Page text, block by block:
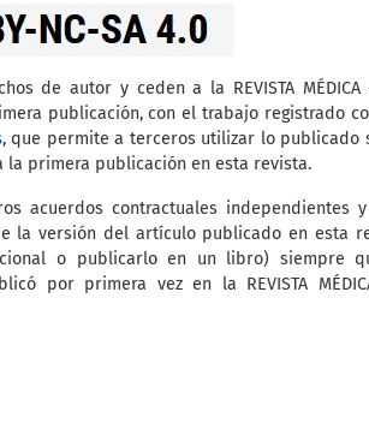
de autor y ceden a la REVISTA MÉDICA -
publicación, con el trabajo registrado
, que permite a terceros utilizar lo publicado
primera publicación en esta revista.
acuerdos contractuales independientes
la versión del artículo publicado en esta
o publicarlo en un libro) siempre
por primera vez en la REVISTA MÉDICA-